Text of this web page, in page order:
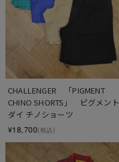
CHALLENGER　「PIGMENT
CHINO SHORTS」　ピグメント
ダイ チノショーツ
¥18,700(税込)